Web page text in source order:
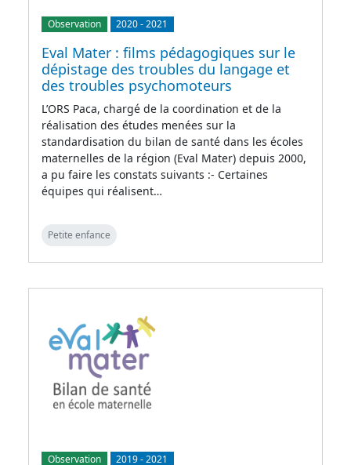
Observation 2020-2021
Eval Mater : films pédagogiques sur le
dépistage des troubles du langage et
des troubles psychomoteurs
L’ORS Paca, chargé de la coordination et de la
réalisation des études menées sur la
standardisation du bilan de santé dans les écoles
maternelles de la région (Eval Mater) depuis 2000,
a pu faire les constats suivants :- Certaines
équipes qui réalisent…
Petite enfance
Observation 2019-2021